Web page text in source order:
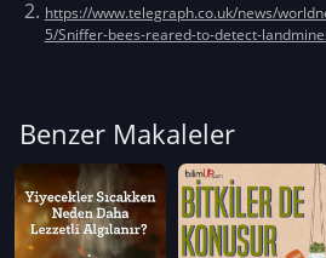
https://www.telegraph.co.uk/news/
5/Sniffer-bees-reared-to-detect-
Benzer Makaleler